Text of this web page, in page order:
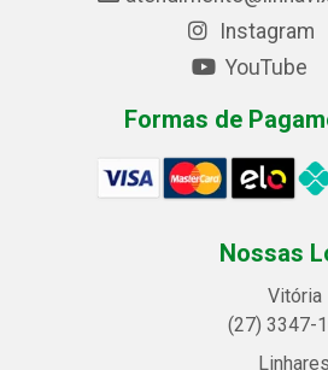
Instagram
YouTube
Formas de
Nossas
Vitória
(27) 3347-
Linhares